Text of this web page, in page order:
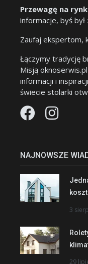
Przewagę na
informacje, byś
Zaufaj ekspertom,
Łączymy tradycję
Misją
informacji i
świecie stolarki
NAJNOWSZE
3
29